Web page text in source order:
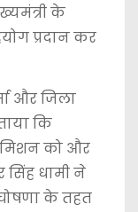
के
प्रदान कर
और जिला
कि
मिशन को और
धामी ने
के तहत